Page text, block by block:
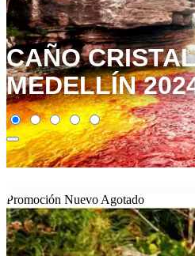
CAÑO
MEDELLÍN
Promoción Nuevo Agotado